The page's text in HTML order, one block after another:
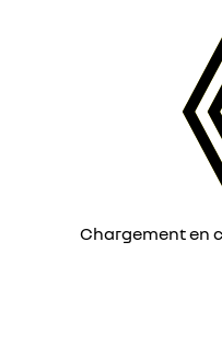
Chargement en